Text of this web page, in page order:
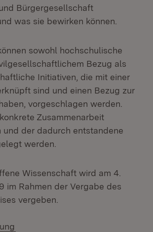
Bürgergesellschaft
was sie bewirken können.
sowohl hochschulische
Bezug als
Initiativen, die mit einer
sind und einen Bezug zur
vorgeschlagen werden.
Zusammenarbeit
und der dadurch entstandene
werden.
Wissenschaft wird am 4.
im Rahmen der Vergabe des
vergeben.